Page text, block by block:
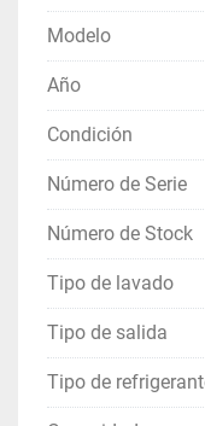
Modelo
Año
Condición
Número de Serie
Número de Stock
Tipo de lavado
Tipo de salida
Tipo de